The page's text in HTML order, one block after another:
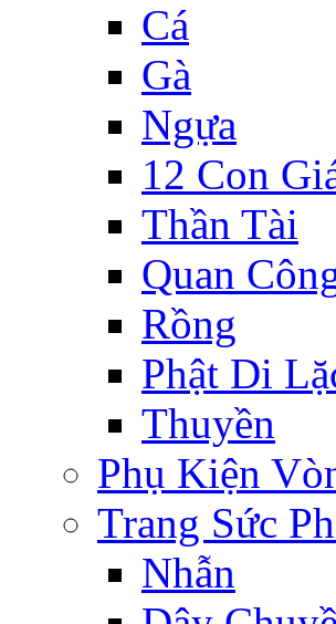
Cá
Gà
Ngựa
12 Con
Thần Tài
Quan
Rồng
Phật Di
Thuyền
Phụ Kiện
Trang Sức
Nhẫn